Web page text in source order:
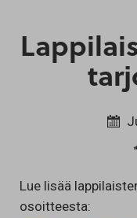
Lue lisää
osoitteesta: